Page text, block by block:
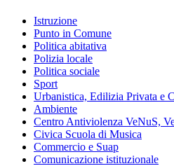
Istruzione
Punto in Comune
Politica abitativa
Polizia locale
Politica sociale
Sport
Urbanistica, Edilizia Privata e
Ambiente
Centro Antiviolenza VeNuS,
Civica Scuola di Musica
Commercio e Suap
Comunicazione istituzionale